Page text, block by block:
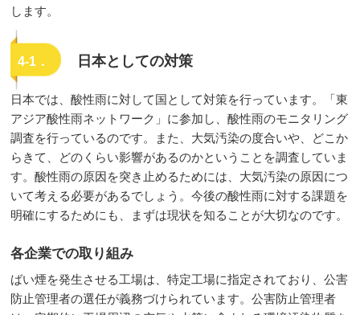
します。
4-1． 日本としての対策
日本では、酸性雨に対して国として対策を行っています。「東
アジア酸性雨ネットワーク」に参加し、酸性雨のモニタリング
調査を行っているのです。また、大気汚染の度合いや、どこか
らきて、どのくらい影響があるのかということを調査していま
す。酸性雨の原因を突き止めるためには、大気汚染の原因につ
いて考える必要があるでしょう。今後の酸性雨に対する課題を
明確にするためにも、まずは現状を知ることが大切なのです。
各企業での取り組み
ばい煙を発生させる工場は、特定工場に指定されており、公害
防止管理者の選任が義務づけられています。公害防止管理者